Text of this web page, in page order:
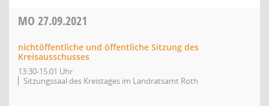
MO 27.09.2021
nichtöffentliche und öffentliche Sitzung des
Kreisausschusses
13:30-15:01 Uhr
Sitzungssaal des Kreistages im Landratsamt Roth